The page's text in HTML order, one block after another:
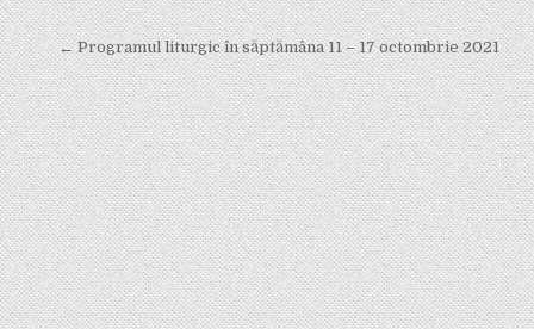
N
a
v
i
g
a
r
e
← Programul liturgic în săptămâna 11 – 17 octombrie 2021